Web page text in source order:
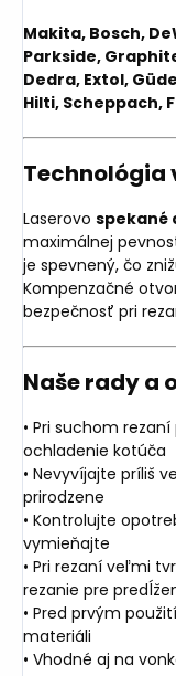
Makita, Bosch,
Parkside,
Dedra, Extol,
Hilti, Scheppach,
Technológia
Laserovo spekané
maximálnej
je spevnený, čo
Kompenzačné
bezpečnosť pri
Naše rady a
• Pri suchom
ochladenie kotúča
• Nevyvíjajte príliš
prirodzene
• Kontrolujte
vymieňajte
• Pri rezaní veľmi
rezanie pre
• Pred prvým
materiáli
• Vhodné aj na